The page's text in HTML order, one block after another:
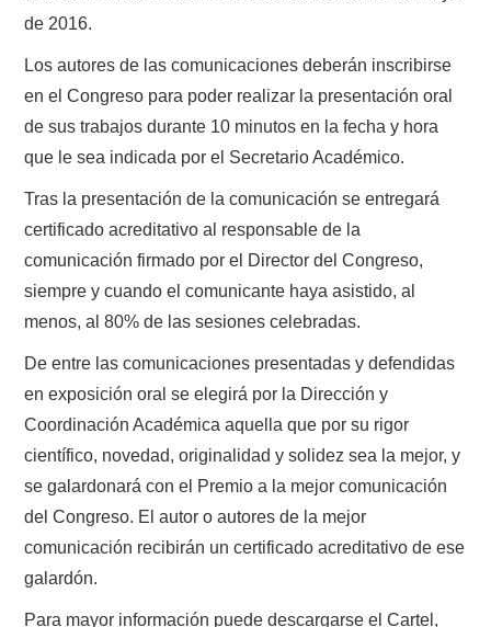
de 2016.
Los autores de las comunicaciones deberán inscribirse
en el Congreso para poder realizar la presentación oral
de sus trabajos durante 10 minutos en la fecha y hora
que le sea indicada por el Secretario Académico.
Tras la presentación de la comunicación se entregará
certificado acreditativo al responsable de la
comunicación firmado por el Director del Congreso,
siempre y cuando el comunicante haya asistido, al
menos, al 80% de las sesiones celebradas.
De entre las comunicaciones presentadas y defendidas
en exposición oral se elegirá por la Dirección y
Coordinación Académica aquella que por su rigor
científico, novedad, originalidad y solidez sea la mejor, y
se galardonará con el Premio a la mejor comunicación
del Congreso. El autor o autores de la mejor
comunicación recibirán un certificado acreditativo de ese
galardón.
Para mayor información puede descargarse el Cartel,